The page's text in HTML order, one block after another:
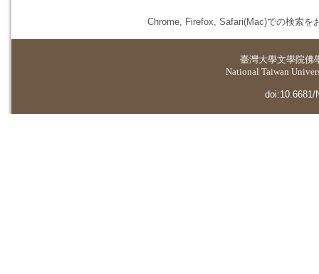
Chrome, Firefox, Safari(Mac)での検索を
臺灣大學文學院佛
National Taiwan
doi:10.6681/